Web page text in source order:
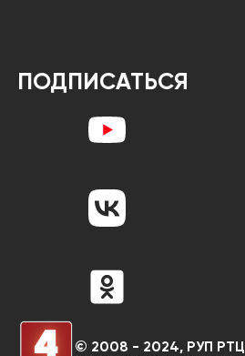
ПОДПИСАТЬСЯ
© 2008 - 2024, РУП РТЦ